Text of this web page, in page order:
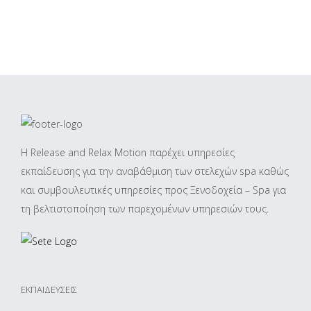
Η Release and Relax Motion παρέχει υπηρεσίες
εκπαίδευσης για την αναβάθμιση των στελεχών spa καθώς
και συμβουλευτικές υπηρεσίες προς Ξενοδοχεία – Spa για
τη βελτιστοποίηση των παρεχομένων υπηρεσιών τους.
ΕΚΠΑΙΔΕΥΣΕΙΣ